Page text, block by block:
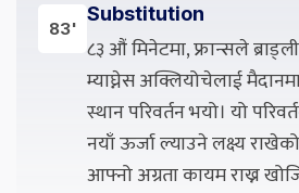
83'
Substitution
८३ औं मिनेटमा, फ्रान्सले
म्याघ्नेस अक्लियोचेलाई
स्थान परिवर्तन भयो। यो
नयाँ ऊर्जा ल्याउने लक्ष्य
आफ्नो अग्रता कायम राख्न